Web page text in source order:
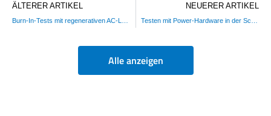
ÄLTERER ARTIKEL NEUERER ARTIKEL
Alle anzeigen